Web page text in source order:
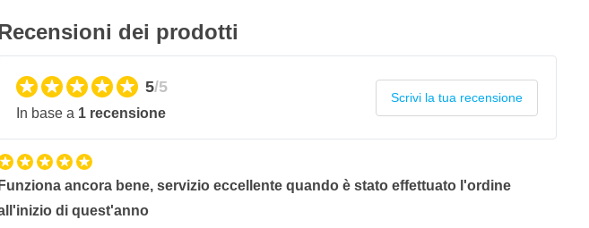
dei prodotti
5/5
In base a 1 recensione
Scrivi la tua recensione
Funziona ancora bene, servizio eccellente quando è stato effettuato l'ordine
di quest'anno